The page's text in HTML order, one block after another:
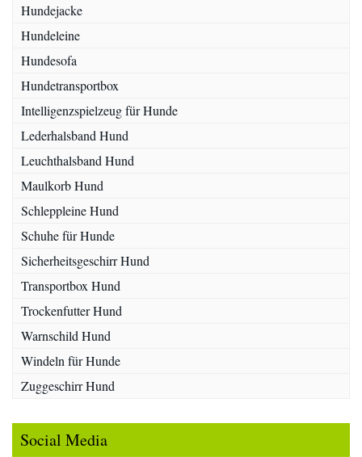
Hundejacke
Hundeleine
Hundesofa
Hundetransportbox
Intelligenzspielzeug für Hunde
Lederhalsband Hund
Leuchthalsband Hund
Maulkorb Hund
Schleppleine Hund
Schuhe für Hunde
Sicherheitsgeschirr Hund
Transportbox Hund
Trockenfutter Hund
Warnschild Hund
Windeln für Hunde
Zuggeschirr Hund
Social Media